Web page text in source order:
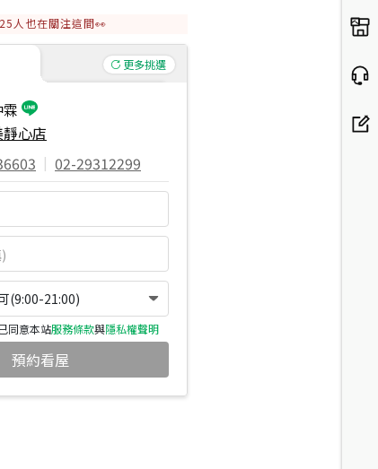
人也在關注這間👀
更多挑選
心店
| 02-29312299
(9:00-21:00)
同意本站服務條款與隱私權聲明
預約看屋